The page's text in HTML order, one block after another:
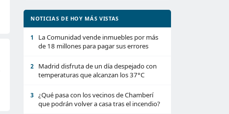
NOTICIAS DE HOY MÁS VISTAS
1
La Comunidad vende inmuebles por más
de 18 millones para pagar sus errores
2
Madrid disfruta de un día despejado con
temperaturas que alcanzan los 37°C
3
¿Qué pasa con los vecinos de Chamberí
que podrán volver a casa tras el incendio?